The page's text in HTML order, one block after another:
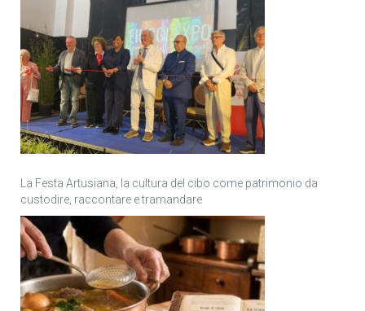
La Festa Artusiana, la cultura del cibo come patrimonio da
custodire, raccontare e tramandare